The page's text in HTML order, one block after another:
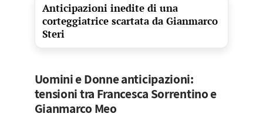
Anticipazioni inedite di una
corteggiatrice scartata da Gianmarco
Steri
Uomini e Donne anticipazioni:
tensioni tra Francesca Sorrentino e
Gianmarco Meo